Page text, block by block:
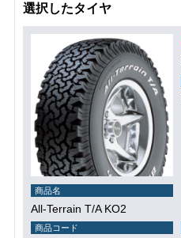
選択したタイヤ
商品名
All-Terrain T/A KO2
商品コード